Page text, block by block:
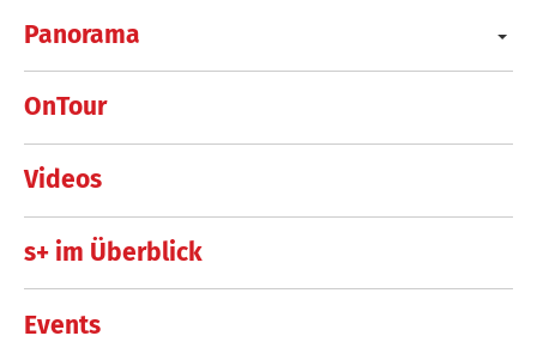
Panorama
OnTour
Videos
s+ im Überblick
Events